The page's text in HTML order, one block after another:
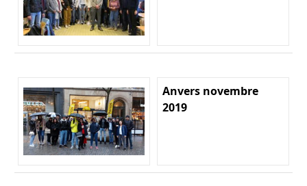
Anvers novembre
2019